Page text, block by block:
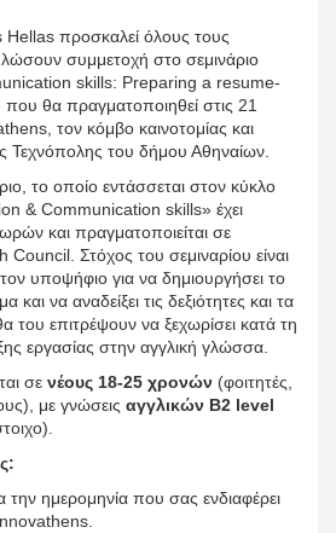
προσκαλεί όλους τους
συμμετοχή στo σεμινάριο
skills: Preparing a resume-
που θα πραγματοποιηθεί στις 21
τον κόμβο καινοτομίας και
Τεχνόπολης του δήμου Αθηναίων.
το οποίο εντάσσεται στον κύκλο
& Communication skills» έχει
και πραγματοποιείται σε
Στόχος του σεμιναρίου είναι
υποψήφιο για να δημιουργήσει το
και να αναδείξει τις δεξιότητες και τα
του επιτρέψουν να ξεχωρίσει κατά τη
εργασίας στην αγγλική γλώσσα.
σε νέους 18-25 χρονών (φοιτητές,
με γνώσεις αγγλικών Β2 level
ημερομηνία που σας ενδιαφέρει